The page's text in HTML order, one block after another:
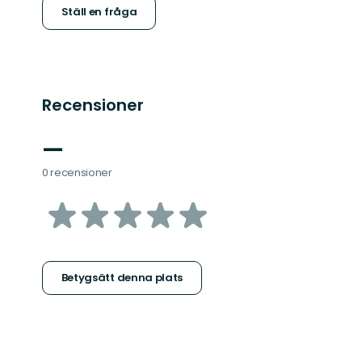
Ställ en fråga
Recensioner
—
0 recensioner
av
stjärnor
Betygsätt denna plats